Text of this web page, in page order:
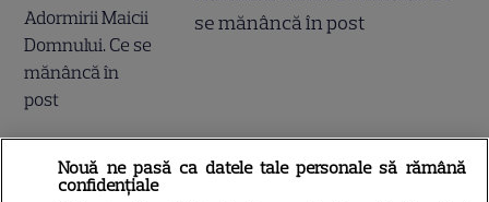
se mănâncă în post
Ce vase de gătit îți trebuie
Nouă ne pasă ca datele tale personale să rămână
confidențiale